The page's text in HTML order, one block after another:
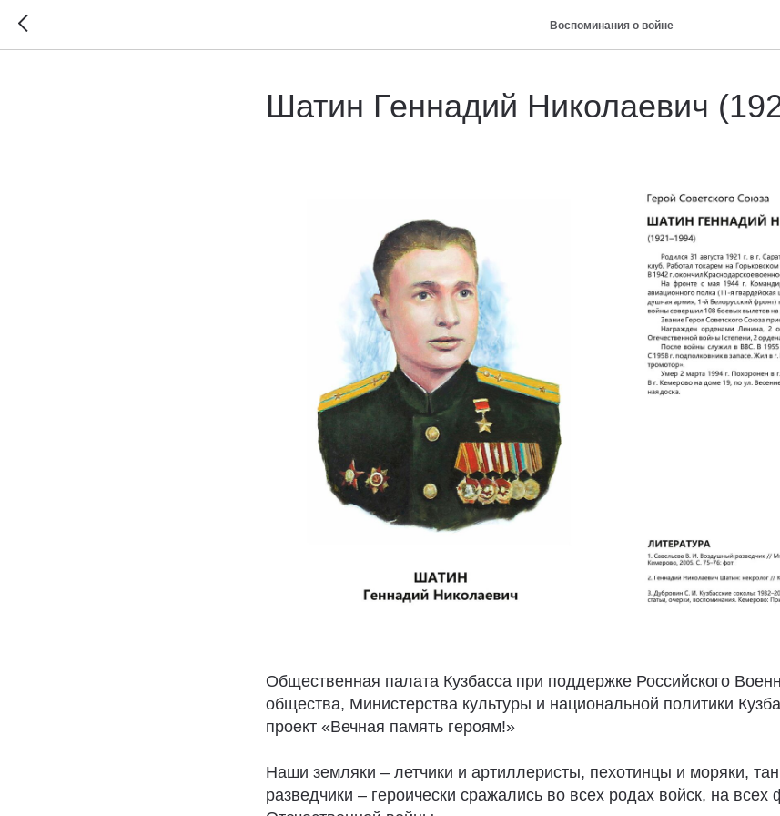
Воспоминания о войне
Шатин Геннадий Николаевич
Общественная палата Кузбасса при поддержке Российского
общества, Министерства культуры и национальной политики
проект «Вечная память героям!»
Наши земляки – летчики и артиллеристы, пехотинцы и моряки,
разведчики – героически сражались во всех родах войск, на всех